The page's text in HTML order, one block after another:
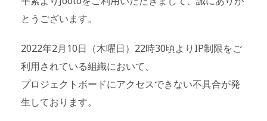
とうございます。
2022年2月10日（木曜日）22時30頃よりIP制限をご
利用されている組織において、
プロジェクトボードにアクセスできない不具合が発
生しております。